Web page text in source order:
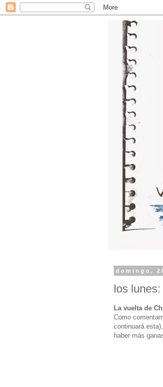
domingo,
los
La vuelta de
Como
continuará
haber más